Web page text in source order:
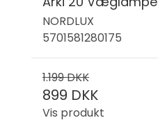
NORDLUX
5701581280175
1.199 DKK
899 DKK
Vis produkt